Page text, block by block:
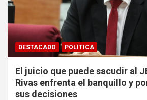
DESTACADO POLÍTICA
El juicio que puede sacudir al
Rivas enfrenta el banquillo y
sus decisiones